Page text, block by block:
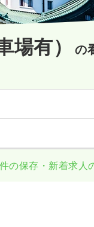
有） の
の保存・新着求人